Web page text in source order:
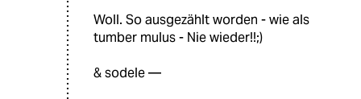
Woll. So ausgezählt worden - wie als
tumber mulus - Nie wieder!!;)
& sodele —